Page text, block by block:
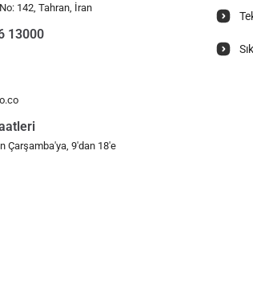
142, Tahran, İran
13000
Çarşamba'ya, 9'dan 18'e